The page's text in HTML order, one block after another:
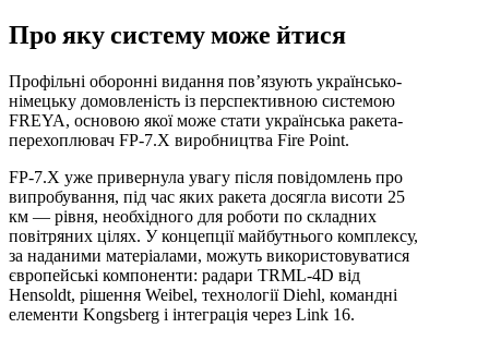
Про яку систему може йтися
Профільні оборонні видання пов’язують українсько-
німецьку домовленість із перспективною системою
FREYA, основою якої може стати українська ракета-
перехоплювач FP-7.X виробництва Fire Point.
FP-7.X уже привернула увагу після повідомлень про
випробування, під час яких ракета досягла висоти 25
км — рівня, необхідного для роботи по складних
повітряних цілях. У концепції майбутнього комплексу,
за наданими матеріалами, можуть використовуватися
європейські компоненти: радари TRML-4D від
Hensoldt, рішення Weibel, технології Diehl, командні
елементи Kongsberg і інтеграція через Link 16.